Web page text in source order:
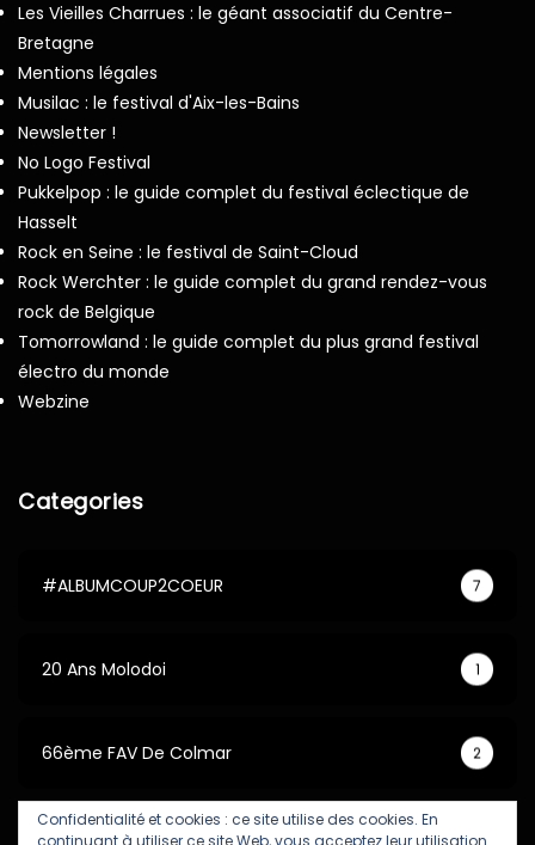
Les Vieilles Charrues : le géant associatif du Centre-
Bretagne
Mentions légales
Musilac : le festival d'Aix-les-Bains
Newsletter !
No Logo Festival
Pukkelpop : le guide complet du festival éclectique de
Hasselt
Rock en Seine : le festival de Saint-Cloud
Rock Werchter : le guide complet du grand rendez-vous
rock de Belgique
Tomorrowland : le guide complet du plus grand festival
électro du monde
Webzine
Categories
#ALBUMCOUP2COEUR 7
20 Ans Molodoi 1
66ème FAV De Colmar 2
67ème FAV De Colmar 5
Confidentialité et cookies : ce site utilise des cookies. En
continuant à utiliser ce site Web, vous acceptez leur utilisation.